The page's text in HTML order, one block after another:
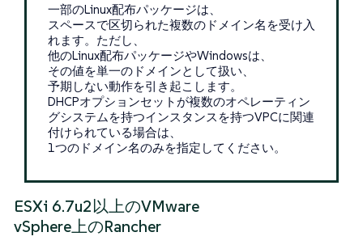
一部のLinux配布パッケージは、
スペースで区切られた複数のドメイン名を受け入
れます。ただし、
他のLinux配布パッケージやWindowsは、
その値を単一のドメインとして扱い、
予期しない動作を引き起こします。
DHCPオプションセットが複数のオペレーティン
グシステムを持つインスタンスを持つVPCに関連
付けられている場合は、
1つのドメイン名のみを指定してください。
ESXi 6.7u2以上のVMware
vSphere上のRancher